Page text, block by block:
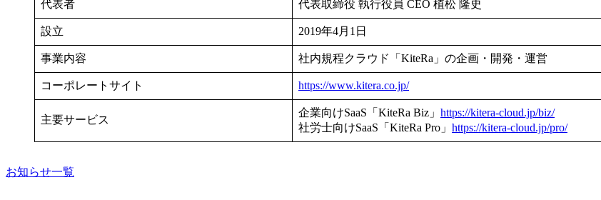
代表者 代表取締役 執行役員 CEO 植松 隆史
設立 2019年4月1日
事業内容 社内規程クラウド「KiteRa」の企画・開発・運営
コーポレートサイト https://www.kitera.co.jp/
主要サービス
企業向けSaaS「KiteRa Biz」 https://kitera-cloud.jp/biz/
社労士向けSaaS「KiteRa Pro」 https://kitera-cloud.jp/pro/
お知らせ一覧